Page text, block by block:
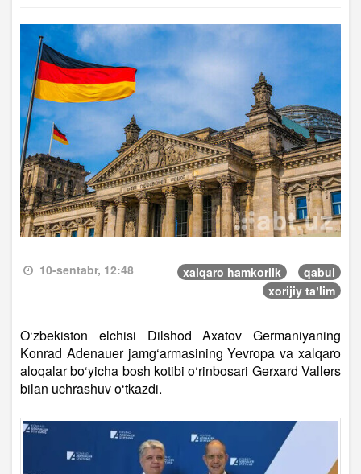
10-sentabr, 12:48 xalqaro hamkorlik
qabul
xorijiy taʼlim
O‘zbekiston elchisi Dilshod Axatov Germaniyaning
Konrad Adenauer jamg‘armasining Yevropa va xalqaro
aloqalar bo‘yicha bosh kotibi o‘rinbosari Gerxard Vallers
bilan uchrashuv o‘tkazdi.